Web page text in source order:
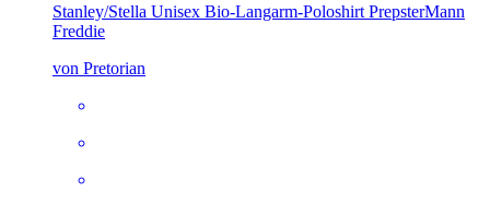
Stanley/Stella Unisex Bio-Langarm-Poloshirt PrepsterMann
Freddie
von Pretorian